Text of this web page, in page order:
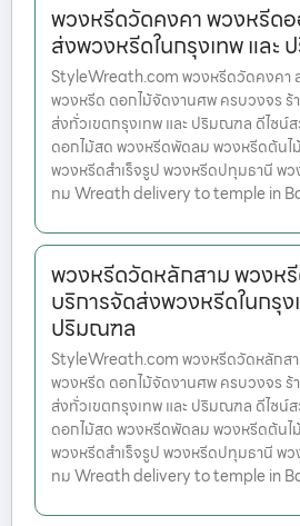
พวงหรีดวัดคงคา พวงหรีด
ส่งพวงหรีดในกรุงเทพ และ
StyleWreath.com พวงหรีดวัดคงคา
พวงหรีด ดอกไม้จัดงานศพ ครบวงจร ร้
ส่งทั่วเขตกรุงเทพ และ ปริมณฑล ดีไซน์
ดอกไม้สด พวงหรีดพัดลม พวงหรีดต้นไ
พวงหรีดสำเร็จรูป พวงหรีดปทุมธานี พ
ทม Wreath delivery to temple in
พวงหรีดวัดหลักสาม พวงห
บริการจัดส่งพวงหรีดในกรุง
ปริมณฑล
StyleWreath.com พวงหรีดวัดหลักสา
พวงหรีด ดอกไม้จัดงานศพ ครบวงจร ร้
ส่งทั่วเขตกรุงเทพ และ ปริมณฑล ดีไซน์
ดอกไม้สด พวงหรีดพัดลม พวงหรีดต้นไ
พวงหรีดสำเร็จรูป พวงหรีดปทุมธานี พ
ทม Wreath delivery to temple in